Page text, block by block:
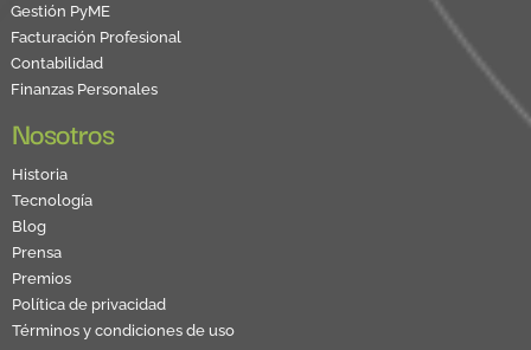
Gestión PyME
Facturación Profesional
Contabilidad
Finanzas Personales
Nosotros
Historia
Tecnología
Blog
Prensa
Premios
Política de privacidad
Términos y condiciones de uso